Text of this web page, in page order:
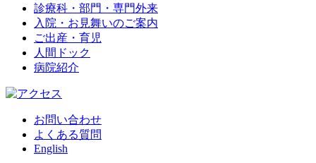
診療科・部門・専門外来
入院・お見舞いのご案内
ご出産・育児
人間ドック
病院紹介
お問い合わせ
よくある質問
English